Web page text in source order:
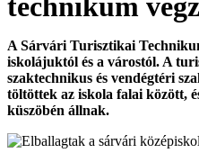
A Sárvári Turisztikai
iskolájuktól és a várostól. A
szaktechnikus és vendégtéri
töltöttek az iskola falai között,
küszöbén állnak.